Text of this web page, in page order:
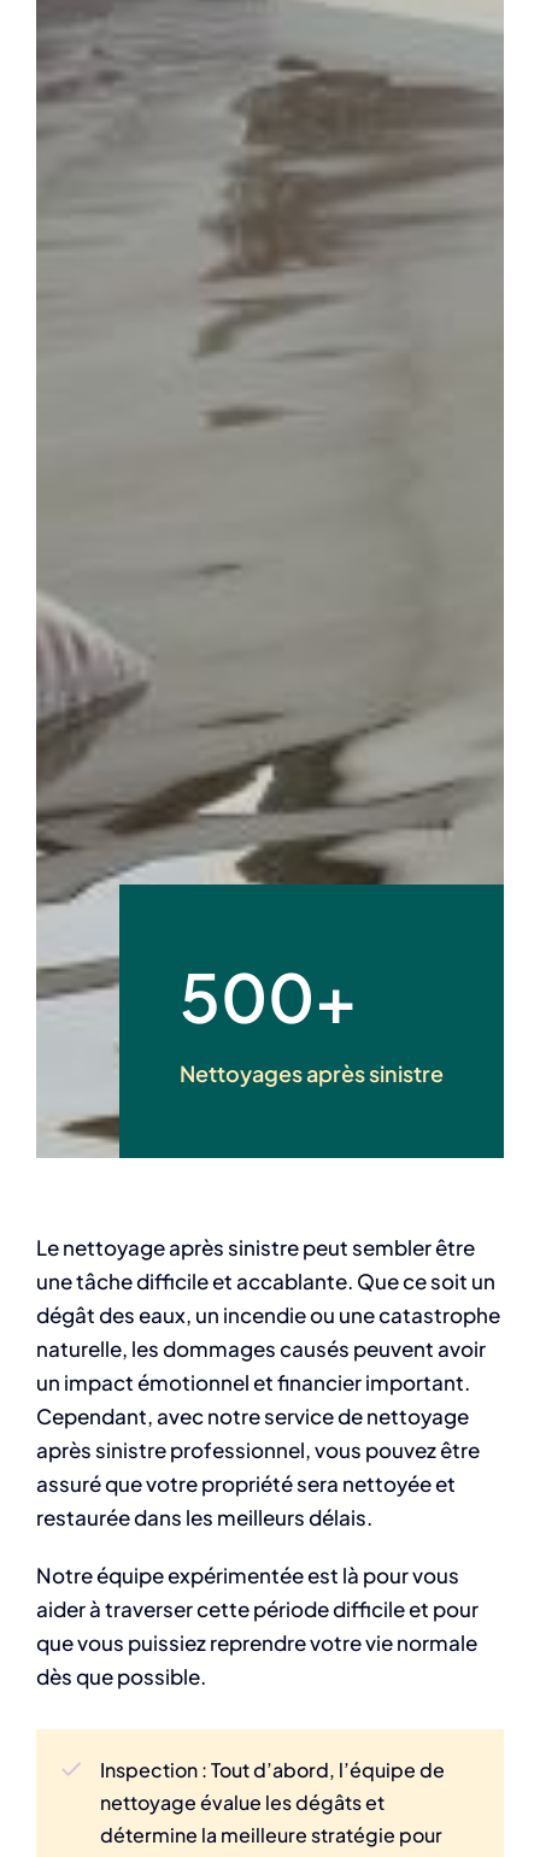
500+
Nettoyages après sinistre
Le nettoyage après sinistre peut sembler être
une tâche difficile et accablante. Que ce soit un
dégât des eaux, un incendie ou une catastrophe
naturelle, les dommages causés peuvent avoir
un impact émotionnel et financier important.
Cependant, avec notre service de nettoyage
après sinistre professionnel, vous pouvez être
assuré que votre propriété sera nettoyée et
restaurée dans les meilleurs délais.
Notre équipe expérimentée est là pour vous
aider à traverser cette période difficile et pour
que vous puissiez reprendre votre vie normale
dès que possible.
Inspection : Tout d’abord, l’équipe de
nettoyage évalue les dégâts et
détermine la meilleure stratégie pour